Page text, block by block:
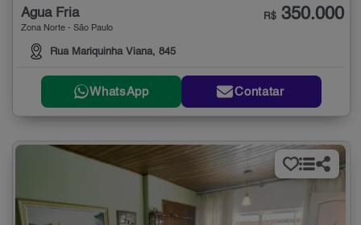
Água Fria
Zona Norte - São Paulo
Rua Mariquinha Viana, 845
R$ 350.000
WhatsApp Contatar